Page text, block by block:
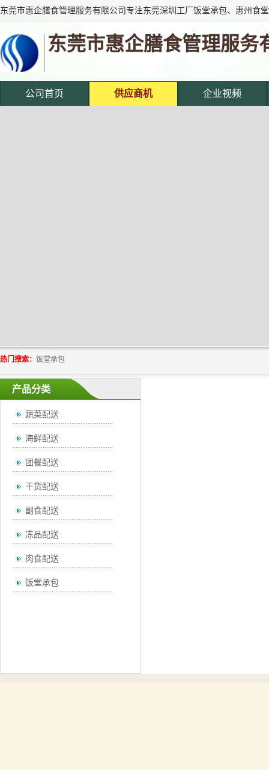
东莞市惠企膳食管理服务
公司首页 供应商机 企业视频
热门搜索： 饭堂承包
产品分类
蔬菜配送
海鲜配送
团餐配送
干货配送
副食配送
冻品配送
肉食配送
饭堂承包